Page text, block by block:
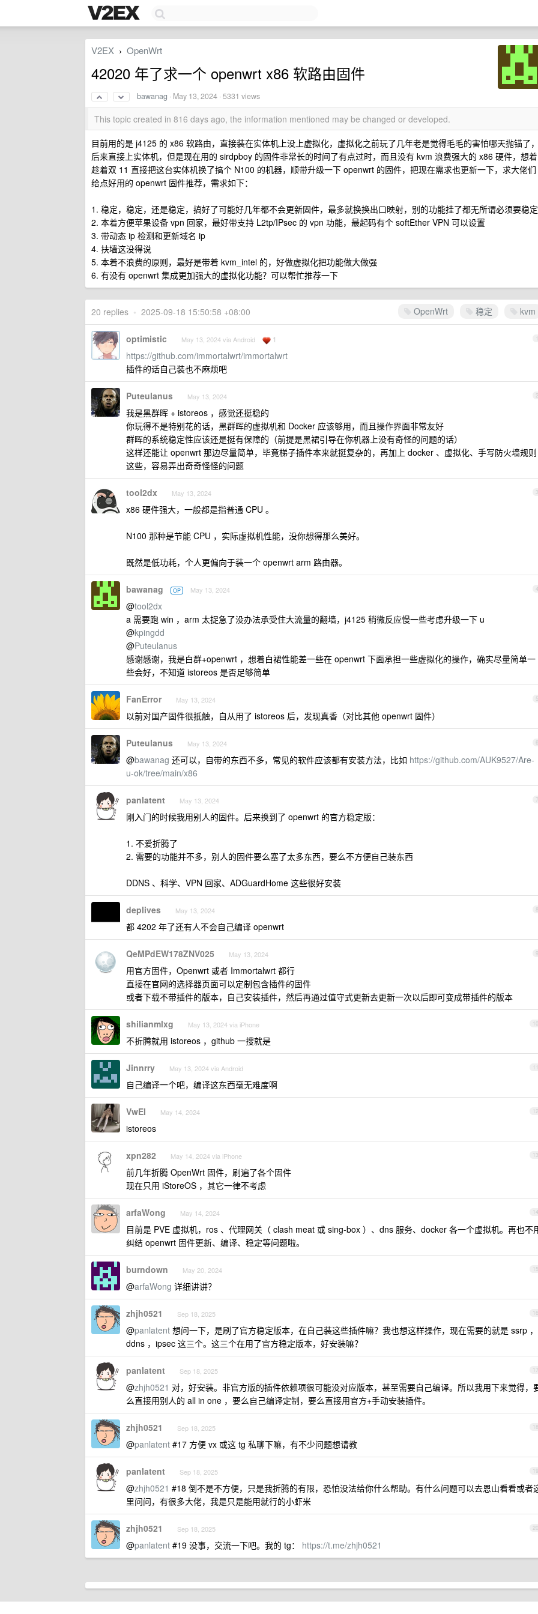
V2EX › OpenWrt
42020 年了求一个 openwrt x86 软路由固件
bawanag · May 13, 2024 · 5331 views
This topic created in 816 days ago, the information mentioned may be changed or developed.
目前用的是 j4125 的 x86 软路由，直接装在实体机上没上虚拟化，虚拟化之前玩了几年老是觉得毛毛的害怕哪天抛锚了，
后来直接上实体机，但是现在用的 sirdpboy 的固件非常长的时间了有点过时，而且没有 kvm 浪费强大的 x86 硬件，想着
趁着双 11 直接把这台实体机换了搞个 N100 的机器，顺带升级一下 openwrt 的固件，把现在需求也更新一下，求大佬们
给点好用的 openwrt 固件推荐，需求如下：
1. 稳定，稳定，还是稳定，搞好了可能好几年都不会更新固件，最多就换换出口映射，别的功能挂了都无所谓必须要稳定
2. 本着方便苹果设备 vpn 回家，最好带支持 L2tp/IPsec 的 vpn 功能，最起码有个 softEther VPN 可以设置
3. 带动态 ip 检测和更新域名 ip
4. 扶墙这没得说
5. 本着不浪费的原则，最好是带着 kvm_intel 的，好做虚拟化把功能做大做强
6. 有没有 openwrt 集成更加强大的虚拟化功能？可以帮忙推荐一下
OpenWrt 稳定 kvm
20 replies • 2025-09-18 15:50:58 +08:00
1
optimistic May 13, 2024 via Android 1
https://github.com/immortalwrt/immortalwrt
插件的话自己装也不麻烦吧
2
Puteulanus May 13, 2024
我是黑群晖 + istoreos ，感觉还挺稳的
你玩得不是特别花的话，黑群晖的虚拟机和 Docker 应该够用，而且操作界面非常友好
群晖的系统稳定性应该还是挺有保障的（前提是黑裙引导在你机器上没有奇怪的问题的话）
这样还能让 openwrt 那边尽量简单，毕竟梯子插件本来就挺复杂的，再加上 docker 、虚拟化、手写防火墙规则
这些，容易弄出奇奇怪怪的问题
3
tool2dx May 13, 2024
x86 硬件强大，一般都是指普通 CPU 。
N100 那种是节能 CPU ，实际虚拟机性能，没你想得那么美好。
既然是低功耗，个人更偏向于装一个 openwrt arm 路由器。
4
bawanag OP May 13, 2024
@tool2dx
a 需要跑 win ，arm 太捉急了没办法承受住大流量的翻墙，j4125 稍微反应慢一些考虑升级一下 u
@kpingdd
@Puteulanus
感谢感谢，我是白群+openwrt ，想着白裙性能差一些在 openwrt 下面承担一些虚拟化的操作，确实尽量简单一
些会好，不知道 istoreos 是否足够简单
5
FanError May 13, 2024
以前对国产固件很抵触，自从用了 istoreos 后，发现真香（对比其他 openwrt 固件）
6
Puteulanus May 13, 2024
@bawanag 还可以，自带的东西不多，常见的软件应该都有安装方法，比如 https://github.com/AUK9527/Are-
u-ok/tree/main/x86
7
panlatent May 13, 2024
刚入门的时候我用别人的固件。后来换到了 openwrt 的官方稳定版：
1. 不爱折腾了
2. 需要的功能并不多，别人的固件要么塞了太多东西，要么不方便自己装东西
DDNS 、科学、VPN 回家、ADGuardHome 这些很好安装
8
deplives May 13, 2024
都 4202 年了还有人不会自己编译 openwrt
9
QeMPdEW178ZNV025 May 13, 2024
用官方固件，Openwrt 或者 Immortalwrt 都行
直接在官网的选择器页面可以定制包含插件的固件
或者下载不带插件的版本，自己安装插件，然后再通过值守式更新去更新一次以后即可变成带插件的版本
10
shilianmlxg May 13, 2024 via iPhone
不折腾就用 istoreos ，github 一搜就是
11
Jinnrry May 13, 2024 via Android
自己编译一个吧，编译这东西毫无难度啊
12
VwEI May 14, 2024
istoreos
13
xpn282 May 14, 2024 via iPhone
前几年折腾 OpenWrt 固件，刷遍了各个固件
现在只用 iStoreOS ，其它一律不考虑
14
arfaWong May 14, 2024
目前是 PVE 虚拟机，ros 、代理网关（ clash meat 或 sing-box ）、dns 服务、docker 各一个虚拟机。再也不
纠结 openwrt 固件更新、编译、稳定等问题啦。
15
burndown May 20, 2024
@arfaWong 详细讲讲？
16
zhjh0521 Sep 18, 2025
@panlatent 想问一下，是刷了官方稳定版本，在自己装这些插件嘛？我也想这样操作，现在需要的就是 ssrp ，
ddns ，ipsec 这三个。这三个在用了官方稳定版本，好安装嘛？
17
panlatent Sep 18, 2025
@zhjh0521 对，好安装。非官方版的插件依赖项很可能没对应版本，甚至需要自己编译。所以我用下来觉得，
么直接用别人的 all in one ，要么自己编译定制，要么直接用官方+手动安装插件。
18
zhjh0521 Sep 18, 2025
@panlatent #17 方便 vx 或这 tg 私聊下嘛，有不少问题想请教
19
panlatent Sep 18, 2025
@zhjh0521 #18 倒不是不方便，只是我折腾的有限，恐怕没法给你什么帮助。有什么问题可以去恩山看看或者
里问问，有很多大佬，我是只是能用就行的小虾米
20
zhjh0521 Sep 18, 2025
@panlatent #19 没事，交流一下吧。我的 tg： https://t.me/zhjh0521